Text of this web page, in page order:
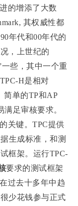
的增添了大数
其权威性都
年代和00年代的
，上世纪的
一些，其中一个重
H是相对
简单的TP和AP
满足审核要求。
关键。TPC提供
生成标准，和测
框架。运行TPC-
要求的测试框架
过去十多年中趋
少花钱参与正式